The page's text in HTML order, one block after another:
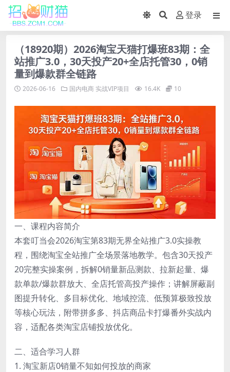
登录
（18920期）2026淘宝天猫打爆班83期：全
站推广3.0，30天投产20+全店托管30，0销
量到爆款群全链路
2026-06-16 国内电商 实战VIP项目 16.4K 10
一、课程内容简介
本套叮当会2026淘宝第83期无界全站推广3.0实操教
程，围绕淘宝全站推广全场景落地教学。包含30天投产
20完整实操案例，拆解0销量新品测款、拉新起量、爆
款单款/爆款群放大、全店托管高投产操作；讲解屏蔽副
图提升转化、多目标优化、地域控流、低预算极致投放
等核心玩法，附带拼多多、抖店商品卡打爆番外实战内
容，适配各类淘宝店铺投放优化。
二、适合学习人群
1. 淘宝新店0销量不知如何投放的商家